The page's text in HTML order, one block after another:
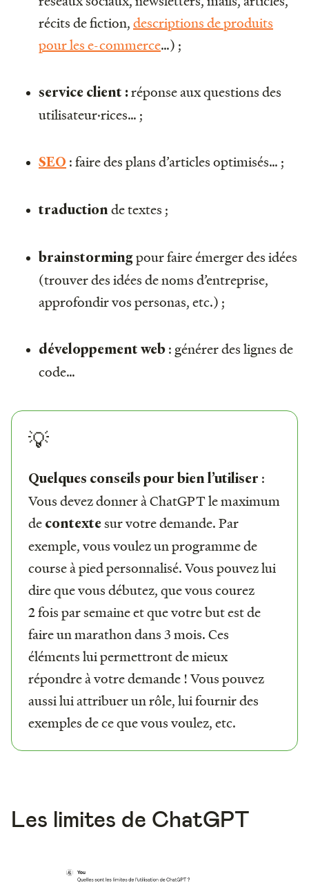
récits de fiction,descriptions de produits
pour les e-commerce…) ;
service client :réponse aux questions des
utilisateur·rices… ;
SEO : faire des plans d’articles optimisés… ;
traduction de textes ;
brainstorming pour faire émerger des idées
(trouver des idées de noms d’entreprise,
approfondir vos personas, etc.) ;
développement web : générer des lignes de
code…
💡
Quelques conseils pour bien l’utiliser :
Vous devez donner à ChatGPT le maximum
de contextesur votre demande. Par
exemple, vous voulez un programme de
course à pied personnalisé. Vous pouvez lui
dire que vous débutez, que vous courez
2 fois par semaine et que votre but est de
faire un marathon dans 3 mois. Ces
éléments lui permettront de mieux
répondre à votre demande ! Vous pouvez
aussi lui attribuer un rôle, lui fournir des
exemples de ce que vous voulez, etc.
Les limites de ChatGPT